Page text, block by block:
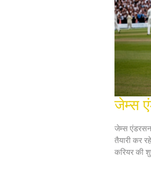
जेम्स
जेम्स
तैयारी कर
करियर की